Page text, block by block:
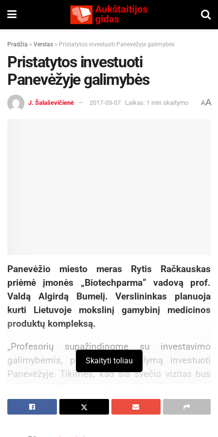
Pradžia » Verslas » Pristatytos investuoti Panevėžyje galimybės
Pristatytos investuoti
Panevėžyje galimybės
J. Šalaševičienė 2017-03-07 Laikas: 1 min skaitymo AA
Panevėžio miesto meras Rytis Račkauskas
priėmė įmonės „Biotechparma“ vadovą prof.
Valdą Algirdą Bumelį. Verslininkas planuoja
kurti Lietuvoje mokslinį gamybinį medicinos
produktų kompleksą.
„Profesorių supažindinome su investavimo
galimybėmis, pateikėme pasiūlymą investuoti
Panevėžyje. Tikimės, kad šis svečio vizitas bus
miestui naudingas, paskatins ir kitų investuotojų
dėmesį“, – sakė miesto meras.
Skaityti toliau